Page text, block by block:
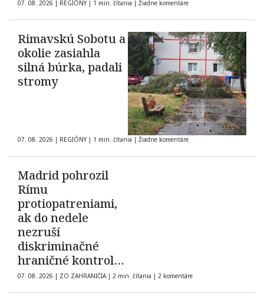
07. 08. 2026 | REGIÓNY | 1 min. čítania | Žiadne komentáre
Rimavskú Sobotu a
okolie zasiahla
silná búrka, padali
stromy
07. 08. 2026 | REGIÓNY | 1 min. čítania | Žiadne komentáre
Madrid pohrozil
Rímu
protiopatreniami,
ak do nedele
nezruší
diskriminačné
hraničné kontroly
španielskych
občanov
07. 08. 2026 | ZO ZAHRANIČIA | 2 min. čítania | 2 komentáre